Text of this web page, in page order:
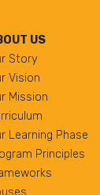
US
Story
Vision
Mission
Learning Phase
Principles